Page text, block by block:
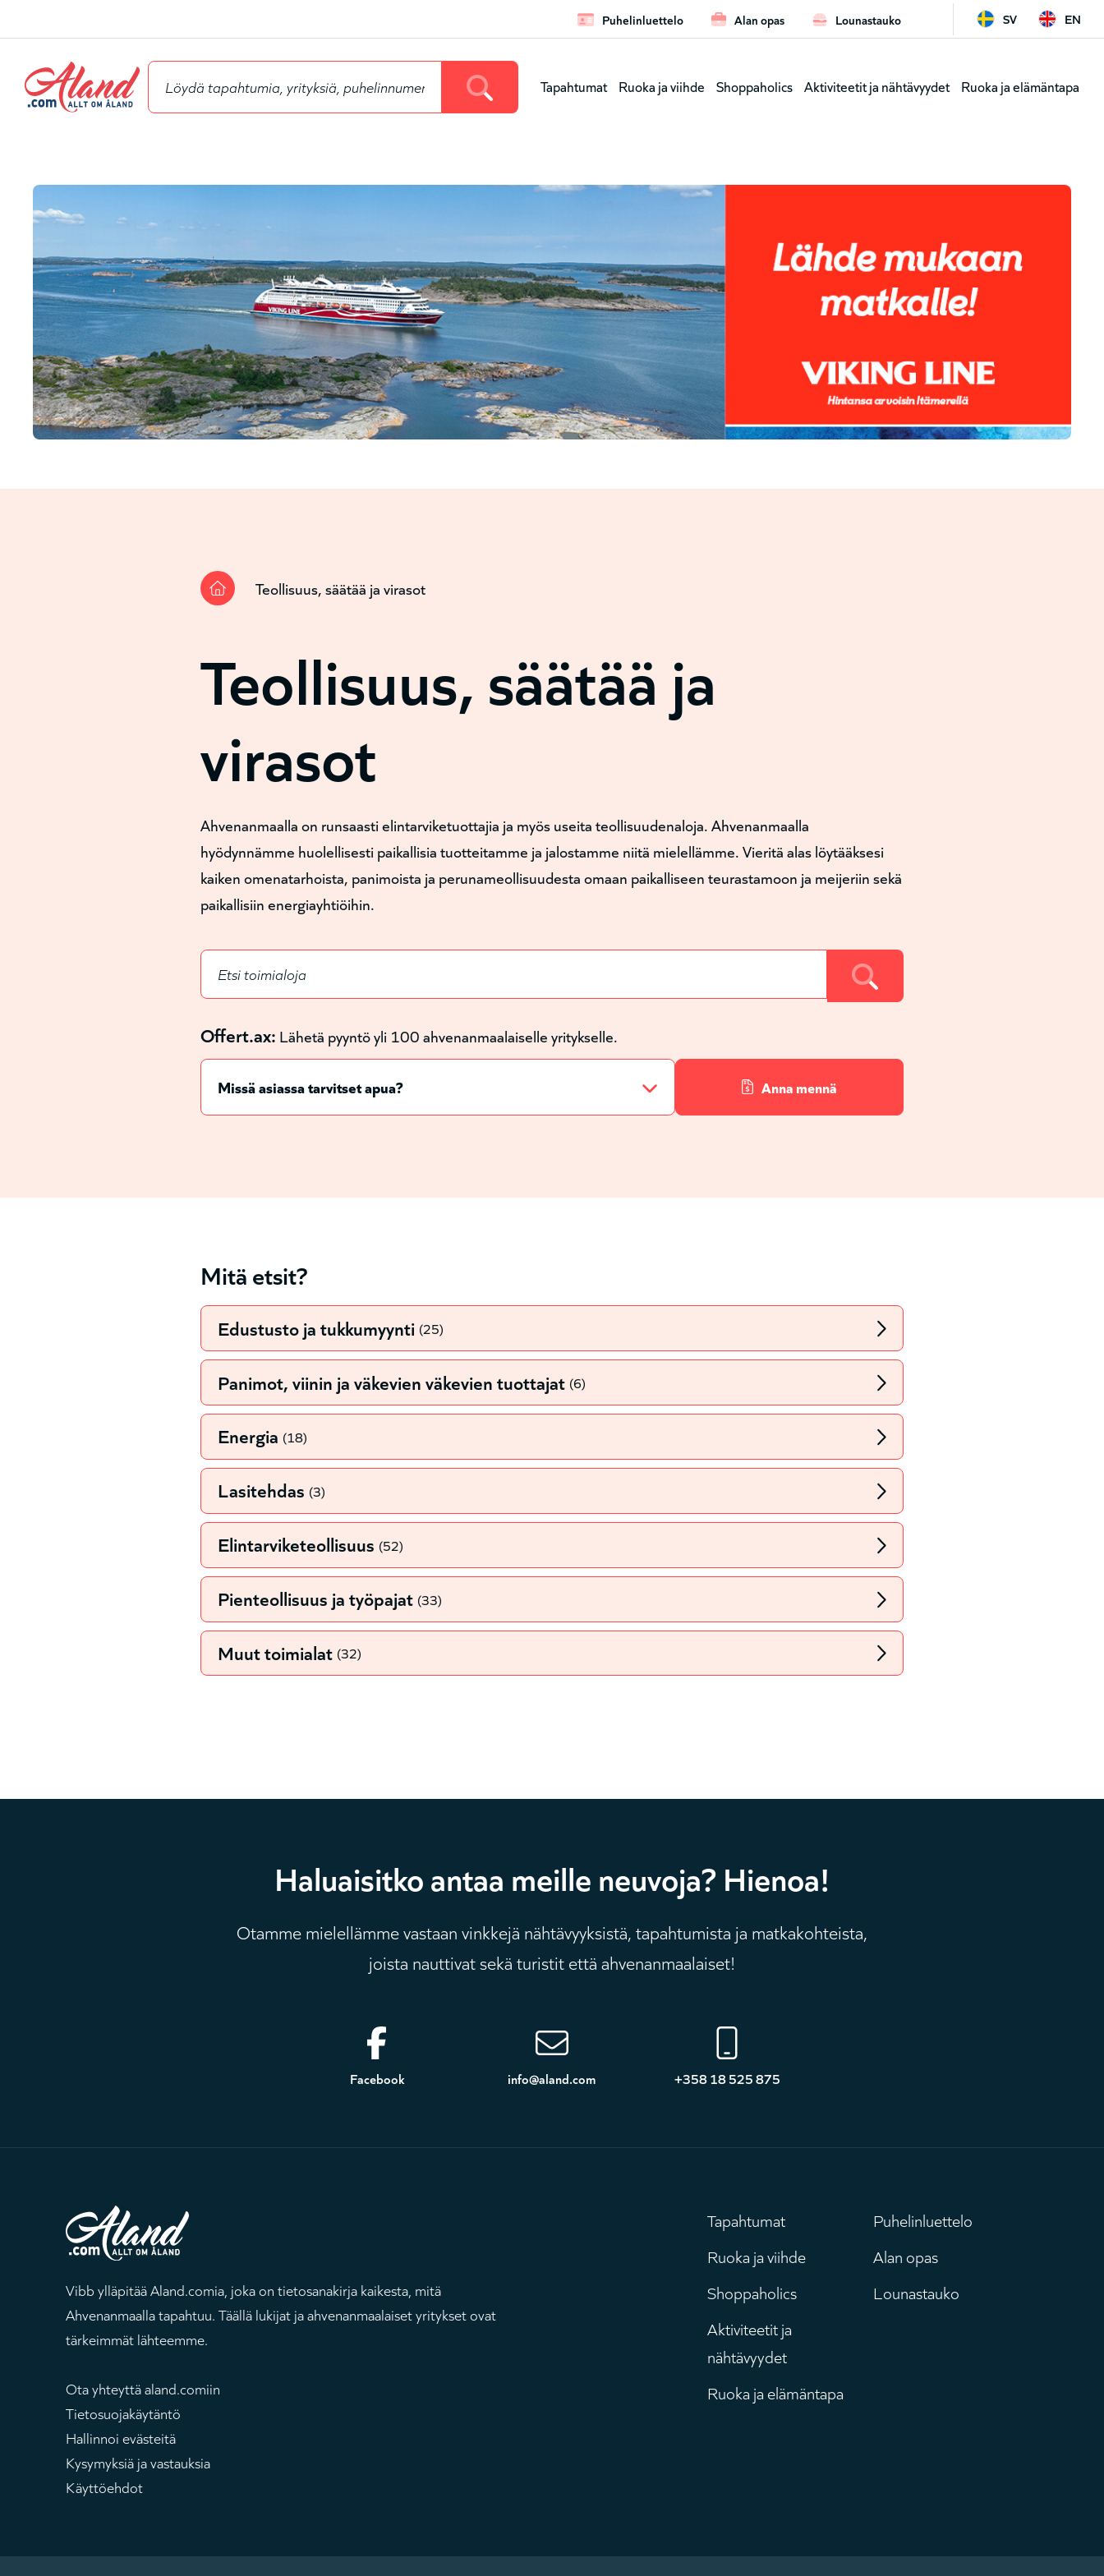
pääsisältöön
Tulostaulu
Puhelinluettelo Alan opas Lounastauko SV EN
(taso
1)
Tapahtumat Ruoka ja viihde Shoppaholics Aktiviteetit ja nähtävyydet Ruoka ja elämäntapa
Murupolku
Teollisuus, säätää ja virasot
Teollisuus, säätää ja
virasot
Ahvenanmaalla on runsaasti elintarviketuottajia ja myös useita teollisuudenaloja. Ahvenanmaalla
hyödynnämme huolellisesti paikallisia tuotteitamme ja jalostamme niitä mielellämme. Vieritä alas löytääksesi
kaiken omenatarhoista, panimoista ja perunameollisuudesta omaan paikalliseen teurastamoon ja meijeriin sekä
paikallisiin energiayhtiöihin.
Offert.ax: Lähetä pyyntö yli 100 ahvenanmaalaiselle yritykselle.
Anna mennä
Mitä etsit?
Edustusto ja tukkumyynti (25)
Panimot, viinin ja väkevien väkevien tuottajat (6)
Energia (18)
Lasitehdas (3)
Elintarviketeollisuus (52)
Pienteollisuus ja työpajat (33)
Muut toimialat (32)
Haluaisitko antaa meille neuvoja? Hienoa!
Otamme mielellämme vastaan ​​vinkkejä nähtävyyksistä, tapahtumista ja matkakohteista,
joista nauttivat sekä turistit että ahvenanmaalaiset!
Facebook info@aland.com +358 18 525 875
Vibb ylläpitää Aland.comia, joka on tietosanakirja kaikesta, mitä
Ahvenanmaalla tapahtuu. Täällä lukijat ja ahvenanmaalaiset yritykset ovat
tärkeimmät lähteemme.
Ota yhteyttä aland.comiin
Tietosuojakäytäntö
Hallinnoi evästeitä
Kysymyksiä ja vastauksia
Käyttöehdot
Päävalikko
Tapahtumat
Ruoka ja viihde
Shoppaholics
Aktiviteetit ja
nähtävyydet
Ruoka ja elämäntapa
Tulostaulu
Puhelinluettelo
Alan opas
Lounastauko